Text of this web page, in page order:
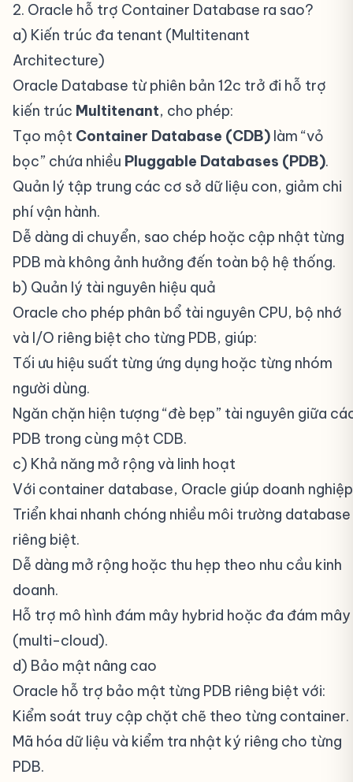
2. Oracle hỗ trợ Container Database ra sao?
a) Kiến trúc đa tenant (Multitenant
Architecture)
Oracle Database từ phiên bản 12c trở đi hỗ trợ
kiến trúc Multitenant, cho phép:
Tạo một Container Database (CDB) làm “vỏ
bọc” chứa nhiều Pluggable Databases (PDB).
Quản lý tập trung các cơ sở dữ liệu con, giảm chi
phí vận hành.
Dễ dàng di chuyển, sao chép hoặc cập nhật từng
PDB mà không ảnh hưởng đến toàn bộ hệ thống.
b) Quản lý tài nguyên hiệu quả
Oracle cho phép phân bổ tài nguyên CPU, bộ nhớ
và I/O riêng biệt cho từng PDB, giúp:
Tối ưu hiệu suất từng ứng dụng hoặc từng nhóm
người dùng.
Ngăn chặn hiện tượng “đè bẹp” tài nguyên giữa
PDB trong cùng một CDB.
c) Khả năng mở rộng và linh hoạt
Với container database, Oracle giúp doanh
Triển khai nhanh chóng nhiều môi trường database
riêng biệt.
Dễ dàng mở rộng hoặc thu hẹp theo nhu cầu kinh
doanh.
Hỗ trợ mô hình đám mây hybrid hoặc đa đám mây
(multi-cloud).
d) Bảo mật nâng cao
Oracle hỗ trợ bảo mật từng PDB riêng biệt với:
Kiểm soát truy cập chặt chẽ theo từng container.
Mã hóa dữ liệu và kiểm tra nhật ký riêng cho từng
PDB.